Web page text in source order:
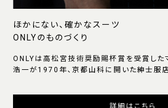
ほかにない、確かなスーツ
ONLYのものづくり
ONLYは高松宮技術奨励賜杯賞を受賞した
浩一が1970年、京都山科に開いた紳士服店